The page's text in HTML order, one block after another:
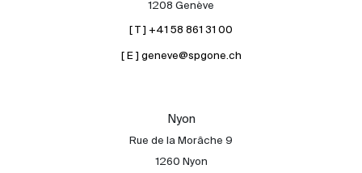
1208 Genève
[ T ] +41 58 861 31 00
[ E ] geneve@spgone.ch
Nyon
Rue de la Morâche 9
1260 Nyon